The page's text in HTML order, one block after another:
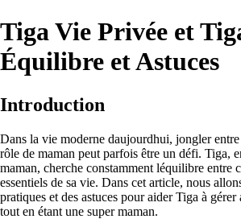
Tiga Vie Privée et
Équilibre et Astuces
Introduction
Dans la vie moderne daujourdhui, jongler
rôle de maman peut parfois être un défi. Tiga,
maman, cherche constamment léquilibre entre
essentiels de sa vie. Dans cet article, nous
pratiques et des astuces pour aider Tiga à
tout en étant une super maman.